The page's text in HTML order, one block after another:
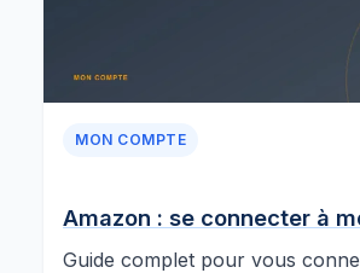
MON COMPTE
Amazon : se connecter à
Guide complet pour vous